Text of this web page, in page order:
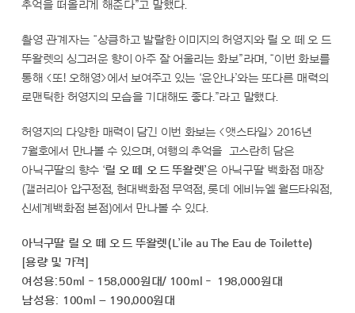
추억을 떠올리게 해준다”고 말했다.
촬영 관계자는 “상큼하고 발랄한 이미지의 허영지와 릴 오 떼 오 드
뚜왈렛의 싱그러운 향이 아주 잘 어울리는 화보”라며, “이번 화보를
통해 <또! 오해영>에서 보여주고 있는 ‘윤안나’와는 또다른 매력의
로맨틱한 허영지의 모습을 기대해도 좋다.”라고 말했다.
허영지의 다양한 매력이 담긴 이번 화보는 <앳스타일> 2016년
7월호에서 만나볼 수 있으며, 여행의 추억을 고스란히 담은
아닉구딸의 향수 ‘릴 오 떼 오 드 뚜왈렛’은 아닉구딸 백화점 매장
(갤러리아 압구정점, 현대백화점 무역점, 롯데 에비뉴엘 월드타워점,
신세계백화점 본점)에서 만나볼 수 있다.
아닉구딸 릴 오 떼 오 드 뚜왈렛(L’ile au The Eau de Toilette)
[용량 및 가격]
여성용:50ml - 158,000원대/ 100ml - 198,000원대
남성용: 100ml – 190,000원대